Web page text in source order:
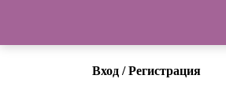
Вход / Регистрация